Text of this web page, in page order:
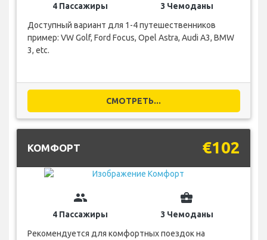
4 Пассажиры
3 Чемоданы
Доступный вариант для 1-4 путешественников
пример: VW Golf, Ford Focus, Opel Astra, Audi A3, BMW
3, etc.
СМОТРЕТЬ...
КОМФОРТ €102
group
4 Пассажиры
business_center
3 Чемоданы
Рекомендуется для комфортных поездок на